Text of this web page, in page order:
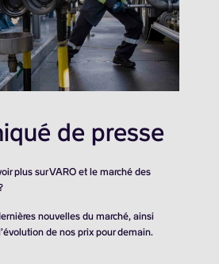
de presse
plus sur VARO et le marché des
nouvelles du marché, ainsi
de nos prix pour demain.